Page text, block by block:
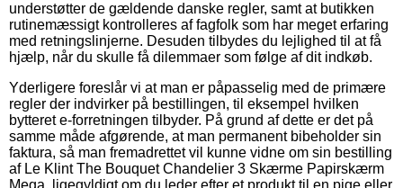
understøtter de gældende danske regler, samt at butikken
rutinemæssigt kontrolleres af fagfolk som har meget erfaring
med retningslinjerne. Desuden tilbydes du lejlighed til at få
hjælp, når du skulle få dilemmaer som følge af dit indkøb.
Yderligere foreslår vi at man er påpasselig med de primære
regler der indvirker på bestillingen, til eksempel hvilken
bytteret e-forretningen tilbyder. På grund af dette er det på
samme måde afgørende, at man permanent bibeholder sin
faktura, så man fremadrettet vil kunne vidne om sin bestilling
af Le Klint The Bouquet Chandelier 3 Skærme Papirskærm
Mega, ligegyldigt om du leder efter et produkt til en pige eller